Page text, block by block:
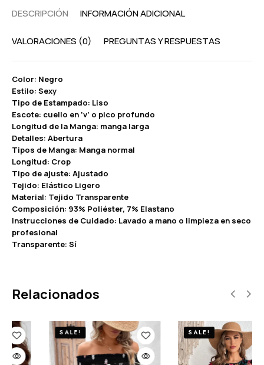
DESCRIPCIÓN INFORMACIÓN ADICIONAL
VALORACIONES (0) PREGUNTAS Y RESPUESTAS
Color: Negro
Estilo: Sexy
Tipo de Estampado: Liso
Escote: cuello en ‘v’ o pico profundo
Longitud de la Manga: manga larga
Detalles: Abertura
Tipos de Manga: Manga normal
Longitud: Crop
Tipo de ajuste: Ajustado
Tejido: Elástico Ligero
Material: Tejido Transparente
Composición: 93% Poliéster, 7% Elastano
Instrucciones de Cuidado: Lavado a mano o limpieza en seco
profesional
Transparente: Sí
Relacionados
SALE! SALE!